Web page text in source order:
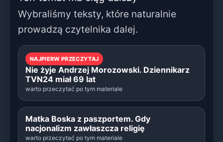
Wybraliśmy teksty, które naturalnie
prowadzą czytelnika dalej.
NAJPIERW PRZECZYTAJ
Nie żyje Andrzej Morozowski. Dziennikarz
TVN24 miał 69 lat
warto przeczytać po tym materiale
Matka Boska z paszportem. Gdy
nacjonalizm zawłaszcza religię
warto przeczytać po tym materiale